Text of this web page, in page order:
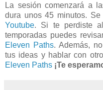
La sesión comenzará a
dura unos 45 minutos. Se
Youtube. Si te perdiste
temporadas puedes
Eleven Paths. Además,
tus ideas y hablar con
Eleven Paths ¡Te